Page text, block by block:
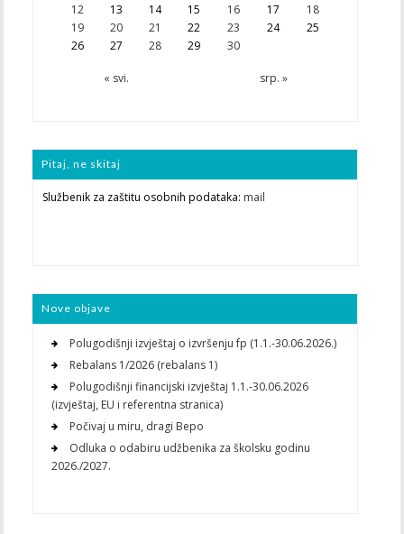
« svi. srp. »
12
13 14 15 16 17
18
19
20 21 22 23 24
25
26
27 28 29 30
Pitaj, ne skitaj
Službenik za zaštitu osobnih podataka: mail
Nove objave
Polugodišnji izvještaj o izvršenju fp (1.1.-30.06.2026.)
Rebalans 1/2026 (rebalans 1)
Polugodišnji financijski izvještaj 1.1.-30.06.2026
(izvještaj, EU i referentna stranica)
Počivaj u miru, dragi Bepo
Odluka o odabiru udžbenika za školsku godinu
2026./2027.